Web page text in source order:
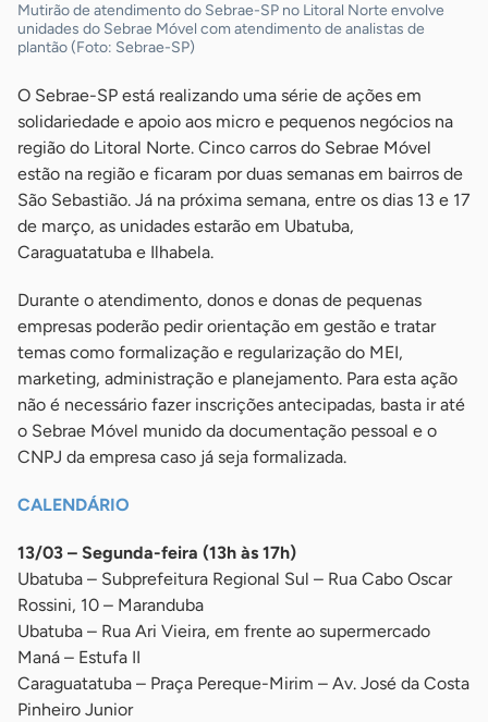
Mutirão de atendimento do Sebrae-SP no Litoral Norte envolve
unidades do Sebrae Móvel com atendimento de analistas de
plantão (Foto: Sebrae-SP)
O Sebrae-SP está realizando uma série de ações em
solidariedade e apoio aos micro e pequenos negócios na
região do Litoral Norte. Cinco carros do Sebrae Móvel
estão na região e ficaram por duas semanas em bairros de
São Sebastião. Já na próxima semana, entre os dias 13 e 17
de março, as unidades estarão em Ubatuba,
Caraguatatuba e Ilhabela.
Durante o atendimento, donos e donas de pequenas
empresas poderão pedir orientação em gestão e tratar
temas como formalização e regularização do MEI,
marketing, administração e planejamento. Para esta ação
não é necessário fazer inscrições antecipadas, basta ir até
o Sebrae Móvel munido da documentação pessoal e o
CNPJ da empresa caso já seja formalizada.
CALENDÁRIO
13/03 – Segunda-feira (13h às 17h)
Ubatuba – Subprefeitura Regional Sul – Rua Cabo Oscar
Rossini, 10 – Maranduba
Ubatuba – Rua Ari Vieira, em frente ao supermercado
Maná – Estufa II
Caraguatatuba – Praça Pereque-Mirim – Av. José da Costa
Pinheiro Junior